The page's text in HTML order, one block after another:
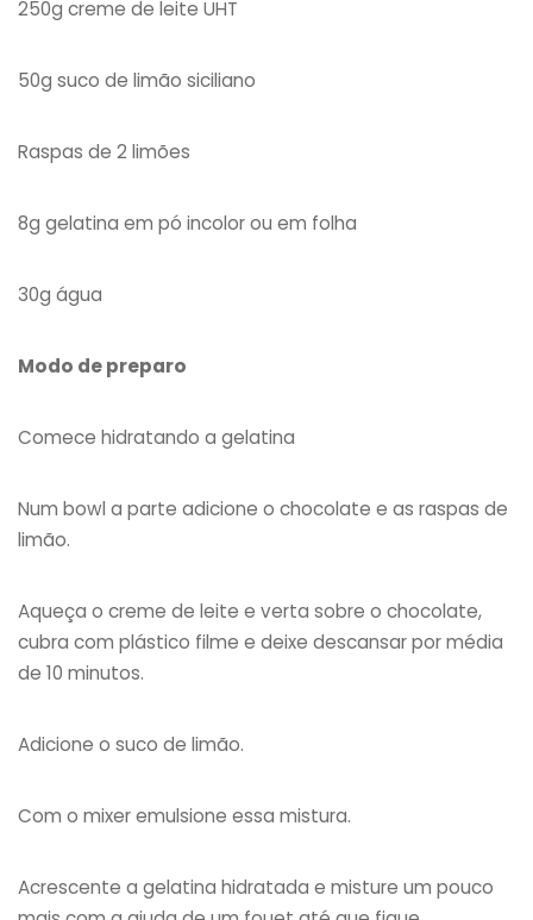
250g creme de leite UHT
50g suco de limão siciliano
Raspas de 2 limões
8g gelatina em pó incolor ou em folha
30g água
Modo de preparo
Comece hidratando a gelatina
Num bowl a parte adicione o chocolate e as raspas de
limão.
Aqueça o creme de leite e verta sobre o chocolate,
cubra com plástico filme e deixe descansar por média
de 10 minutos.
Adicione o suco de limão.
Com o mixer emulsione essa mistura.
Acrescente a gelatina hidratada e misture um pouco